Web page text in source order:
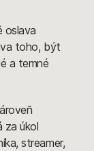
oslava
toho, být
a temné
za úkol
streamer,